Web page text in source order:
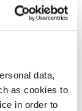
data,
as cookies to
in order to